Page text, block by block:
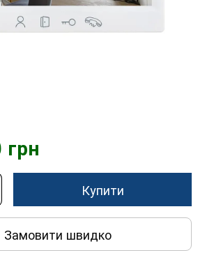
Купити
Замовити швидко